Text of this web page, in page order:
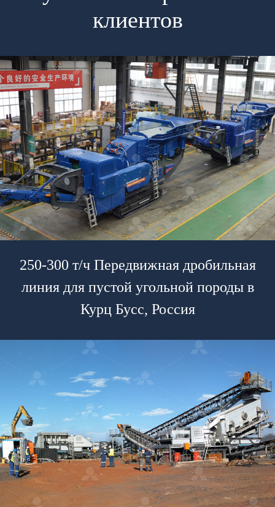
клиентов
250-300 т/ч Передвижная дробильная
линия для пустой угольной породы в
Курц Бусс, Россия